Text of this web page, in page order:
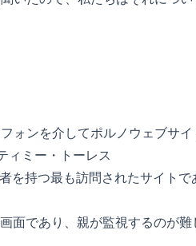
ォンを介してポルノウェブサ
ィミー・トーレス
持つ最も訪問されたサイトで
であり、親が監視するのが難